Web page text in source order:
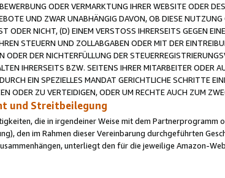
ODER VERMARKTUNG IHRER WEBSITE ODER
UND ZWAR UNABHÄNGIG DAVON, OB DIESE
ODER NICHT, (D) EINEM VERSTOSS IHRERSEITS GEGEN
STEUERN UND ZOLLABGABEN ODER MIT DER
ODER DER NICHTERFÜLLUNG DER
IHRERSEITS BZW. SEITENS IHRER MITARBEITER ODER
EIN SPEZIELLES MANDAT GERICHTLICHE SCHRITTE
ODER ZU VERTEIDIGEN, ODER UM RECHTE AUCH ZUM
und Streitbeilegung
die in irgendeiner Weise mit dem Partnerprogramm
den im Rahmen dieser Vereinbarung durchgeführten
unterliegt den für die jeweilige Amazon-